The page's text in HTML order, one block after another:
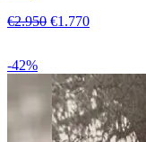
€2.950 €1.770
-42%